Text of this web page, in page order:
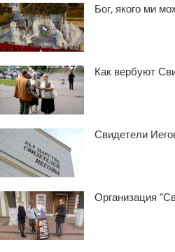
Бог, якого ми
Как вербуют
Свидетели
Организация